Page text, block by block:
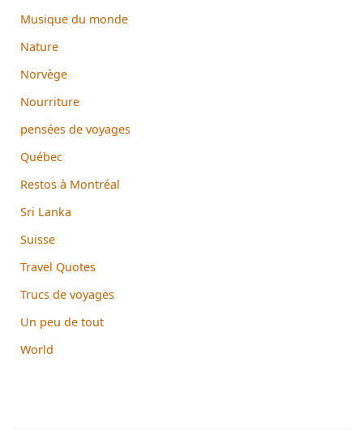
Musique du monde
Nature
Norvège
Nourriture
pensées de voyages
Québec
Restos à Montréal
Sri Lanka
Suisse
Travel Quotes
Trucs de voyages
Un peu de tout
World